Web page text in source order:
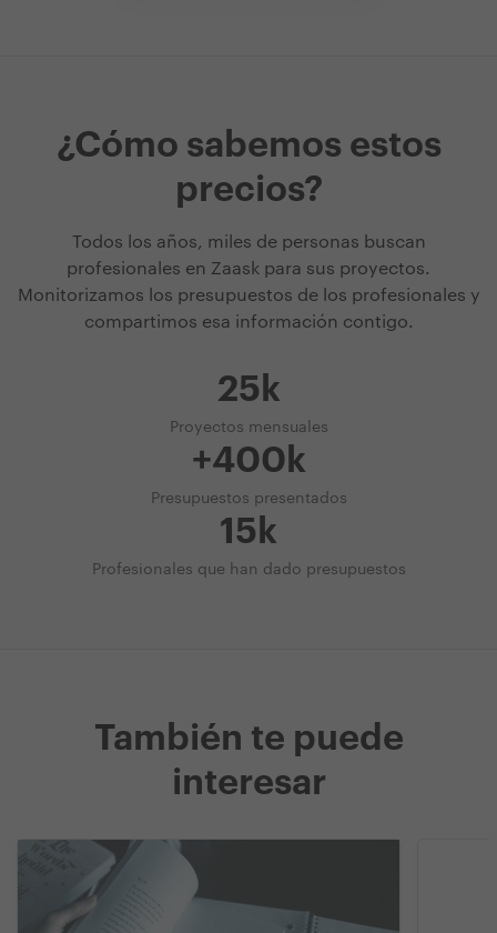
¿Cómo sabemos estos
precios?
Todos los años, miles de personas buscan
profesionales en Zaask para sus proyectos.
Monitorizamos los presupuestos de los profesionales y
compartimos esa información contigo.
25k
Proyectos mensuales
+400k
Presupuestos presentados
15k
Profesionales que han dado presupuestos
También te puede
interesar